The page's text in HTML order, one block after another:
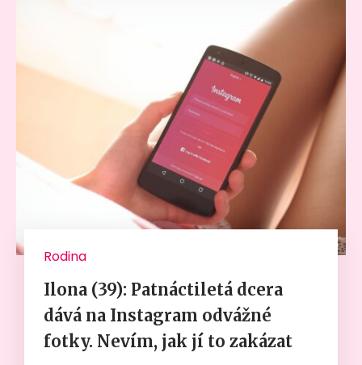
Rodina
Ilona (39): Patnáctiletá dcera
dává na Instagram odvážné
fotky. Nevím, jak jí to zakázat